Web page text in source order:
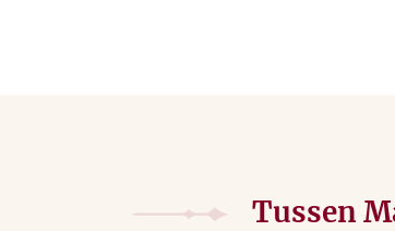
Tussen